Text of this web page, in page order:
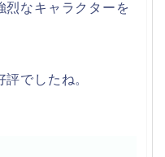
烈なキャラクターを
でしたね。